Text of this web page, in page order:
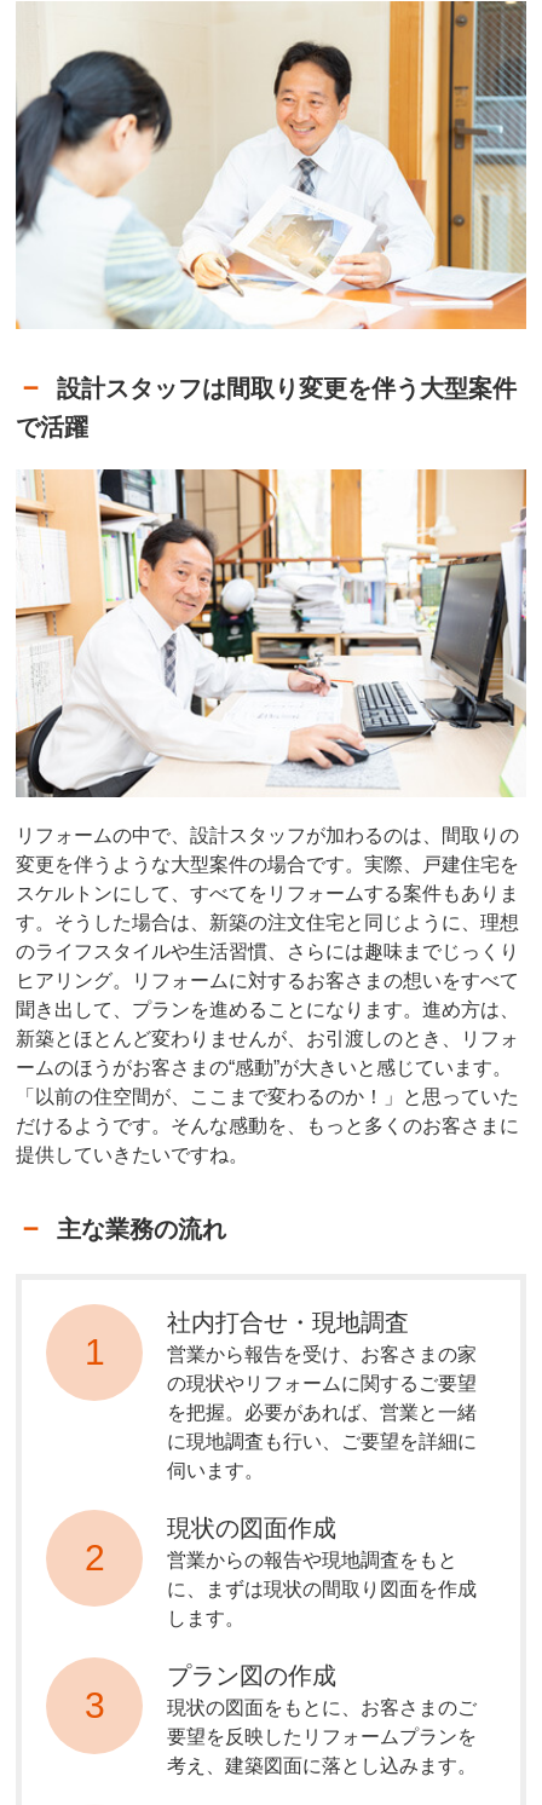
設計スタッフは間取り変更を伴う大型案件
で活躍
リフォームの中で、設計スタッフが加わるのは、間取りの
変更を伴うような大型案件の場合です。実際、戸建住宅を
スケルトンにして、すべてをリフォームする案件もありま
す。そうした場合は、新築の注文住宅と同じように、理想
のライフスタイルや生活習慣、さらには趣味までじっくり
ヒアリング。リフォームに対するお客さまの想いをすべて
聞き出して、プランを進めることになります。進め方は、
新築とほとんど変わりませんが、お引渡しのとき、リフォ
ームのほうがお客さまの“感動”が大きいと感じています。
「以前の住空間が、ここまで変わるのか！」と思っていた
だけるようです。そんな感動を、もっと多くのお客さまに
提供していきたいですね。
主な業務の流れ
1
社内打合せ・現地調査
営業から報告を受け、お客さまの家
の現状やリフォームに関するご要望
を把握。必要があれば、営業と一緒
に現地調査も行い、ご要望を詳細に
伺います。
2
現状の図面作成
営業からの報告や現地調査をもと
に、まずは現状の間取り図面を作成
します。
3
プラン図の作成
現状の図面をもとに、お客さまのご
要望を反映したリフォームプランを
考え、建築図面に落とし込みます。